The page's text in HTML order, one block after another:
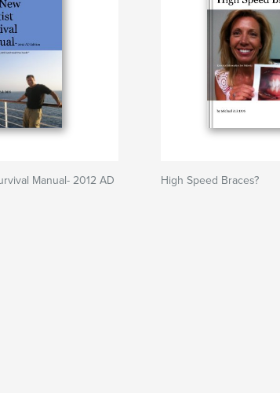
Manual- 2012 AD
High Speed Braces?